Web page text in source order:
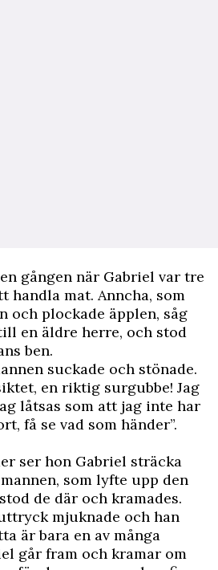
gången när Gabriel var tre
handla mat. Anncha, som
och plockade äpplen, såg
en äldre herre, och stod
ben.
suckade och stönade.
en riktig surgubbe! Jag
låtsas som att jag inte har
få se vad som händer”.
ser hon Gabriel sträcka
som lyfte upp den
de där och kramades.
mjuknade och han
är bara en av många
går fram och kramar om